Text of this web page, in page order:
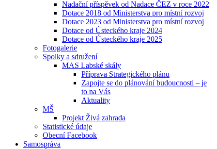
Nadační příspěvek od Nadace ČEZ v roce 2022
Dotace 2018 od Ministerstva pro místní rozvoj
Dotace 2023 od Ministerstva pro místní rozvoj
Dotace od Ústeckého kraje 2024
Dotace od Ústeckého kraje 2025
Fotogalerie
Spolky a sdružení
MAS Labské skály
Příprava Strategického plánu
Zapojte se do plánování budoucnosti – je
to na Vás
Aktuality
MŠ
Projekt Živá zahrada
Statistické údaje
Obecní Facebook
Samospráva